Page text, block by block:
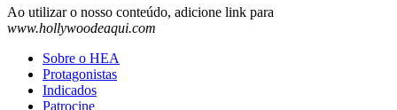
Ao utilizar o nosso conteúdo, adicione link para
www.hollywoodeaqui.com
Sobre o HEA
Protagonistas
Indicados
Patrocine